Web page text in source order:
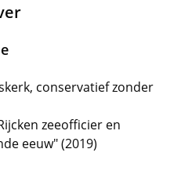
conservatief zonder
zeeofficier en
eeuw" (2019)